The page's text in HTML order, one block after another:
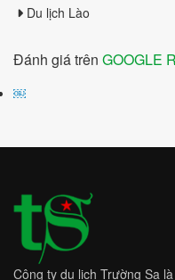
Du lịch Lào
Đánh giá trên GOOGLE
￼
Công ty du lịch Trường Sa